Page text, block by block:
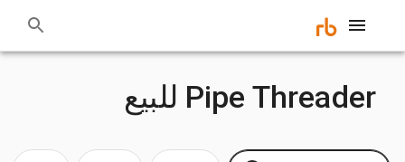
Pipe Threader للبيع